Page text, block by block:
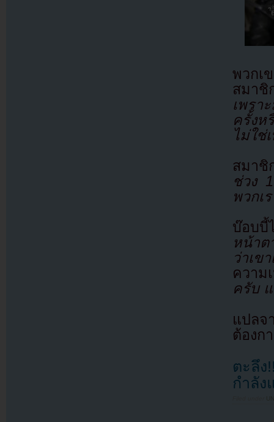
พวกเ
สมา
เพรา
ครั้งห
ไม่ใช่
สมา
ช่วง
พวกเ
บ๊อบ
หน้าต
ว่าเข
ควา
ครับ
แปล
ต้องก
ตะลึง
กำลัง